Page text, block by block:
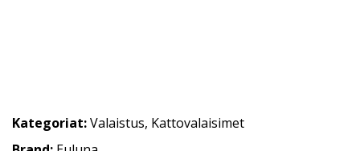
Kategoriat:Valaistus, Kattovalaisimet